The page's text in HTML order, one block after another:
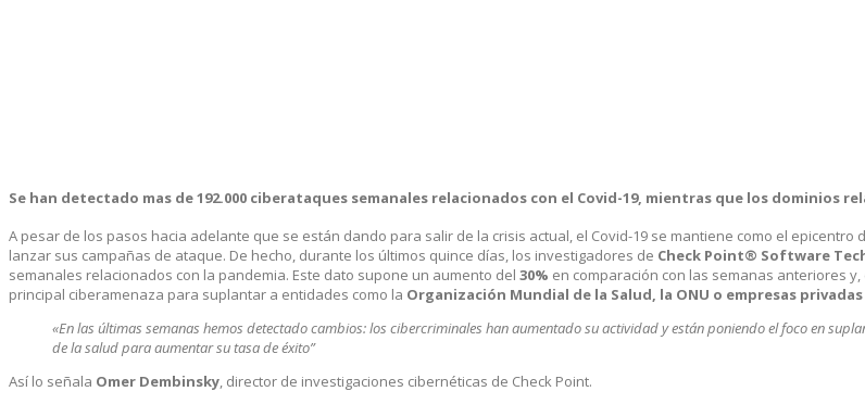
Se han detectado mas de 192.000 ciberataques semanales relacionados con el Covid-19, mientras que los dominios
A pesar de los pasos hacia adelante que se están dando para salir de la crisis actual, el Covid-19 se mantiene como el
lanzar sus campañas de ataque. De hecho, durante los últimos quince días, los investigadores de Check Point® Software
semanales relacionados con la pandemia. Este dato supone un aumento del 30% en comparación con las semanas anteriores
principal ciberamenaza para suplantar a entidades como la Organización Mundial de la Salud, la ONU o empresas
«En las últimas semanas hemos detectado cambios: los cibercriminales han aumentado su actividad y están poniendo el foco en
de la salud para aumentar su tasa de éxito”
Así lo señala Omer Dembinsky, director de investigaciones cibernéticas de Check Point.